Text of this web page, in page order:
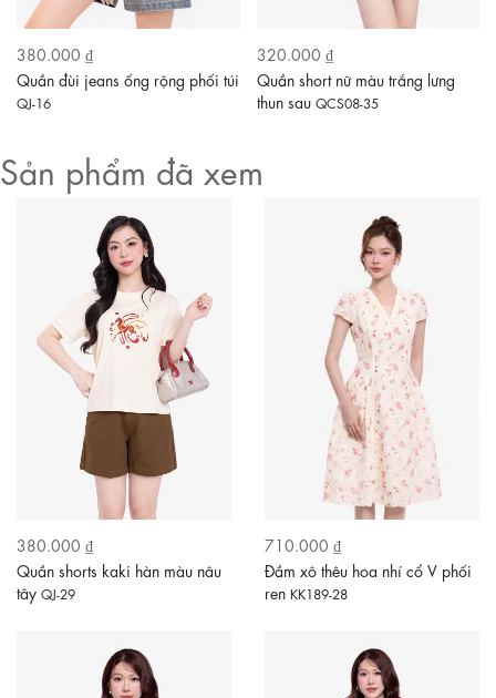
380.000 ₫
Quần đùi jeans ống rộng phối túi
QJ-16
320.000 ₫
Quần short nữ màu trắng lưng
thun sau QCS08-35
Sản phẩm đã xem
380.000 ₫
Quần shorts kaki hàn màu nâu
tây QJ-29
710.000 ₫
Đầm xô thêu hoa nhí cổ V phối
ren KK189-28